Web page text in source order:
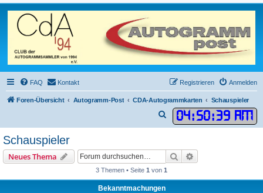
FAQ Kontakt Anmelden
Registrieren
Foren-Übersicht Autogramm-Post CDA-Autogrammkarten Schauspieler
04:50:39 AM
u
h
Schauspieler
Neues Thema Suche
3 Themen • Seite 1 von 1
Bekanntmachungen